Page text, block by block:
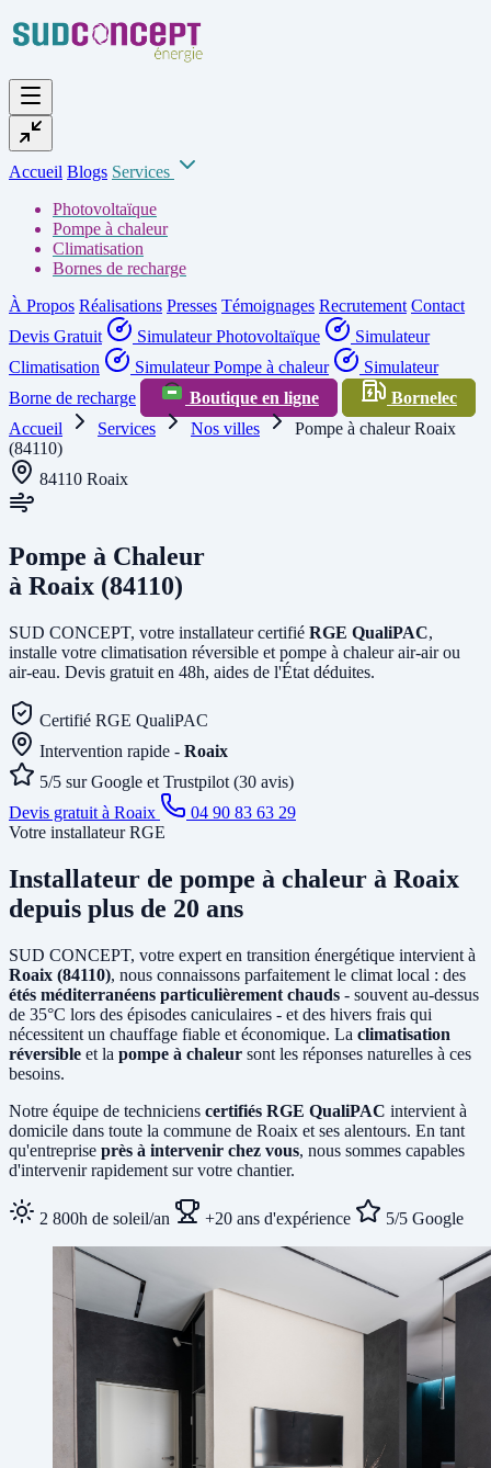
Accueil Blogs Services
Photovoltaïque
Pompe à chaleur
Climatisation
Bornes de recharge
À Propos Réalisations Presses Témoignages Recrutement Contact
Devis Gratuit
Simulateur Photovoltaïque
Simulateur
Climatisation
Simulateur Pompe à chaleur
Simulateur
Borne de recharge
Boutique en ligne
Bornelec
Accueil
Services Nos villes
Pompe à chaleur Roaix
(84110)
84110 Roaix
Pompe à Chaleur
à Roaix (84110)
SUD CONCEPT, votre installateur certifié RGE QualiPAC,
installe votre climatisation réversible et pompe à chaleur air-air ou
air-eau. Devis gratuit en 48h, aides de l'État déduites.
Certifié RGE QualiPAC
Intervention rapide - Roaix
5/5 sur Google et Trustpilot (30 avis)
Devis gratuit à Roaix
04 90 83 63 29
Votre installateur RGE
Installateur de pompe à chaleur à Roaix
depuis plus de 20 ans
SUD CONCEPT, votre expert en transition énergétique intervient à
Roaix (84110), nous connaissons parfaitement le climat local : des
étés méditerranéens particulièrement chauds - souvent au-dessus
de 35°C lors des épisodes caniculaires - et des hivers frais qui
nécessitent un chauffage fiable et économique. La climatisation
réversible et la pompe à chaleur sont les réponses naturelles à ces
besoins.
Notre équipe de techniciens certifiés RGE QualiPAC intervient à
domicile dans toute la commune de Roaix et ses alentours. En tant
qu'entreprise près à intervenir chez vous, nous sommes capables
d'intervenir rapidement sur votre chantier.
2 800h de soleil/an +20 ans d'expérience 5/5 Google